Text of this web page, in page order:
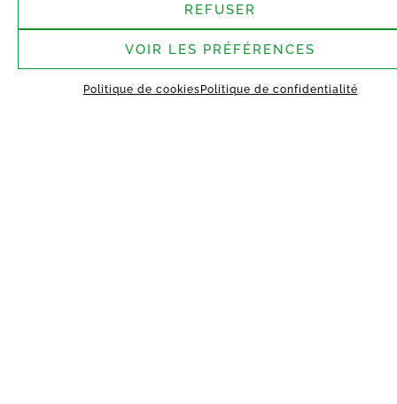
REFUSER
VOIR LES PRÉFÉRENCES
Politique de cookies Politique de confidentialité